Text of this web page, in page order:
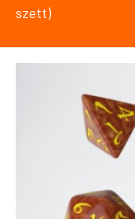
szett)